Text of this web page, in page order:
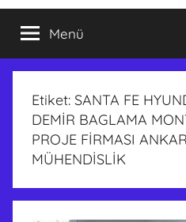
Menü
Etiket: SANTA FE
DEMİR BAGLAMA
PROJE FİRMASI
MÜHENDİSLİK